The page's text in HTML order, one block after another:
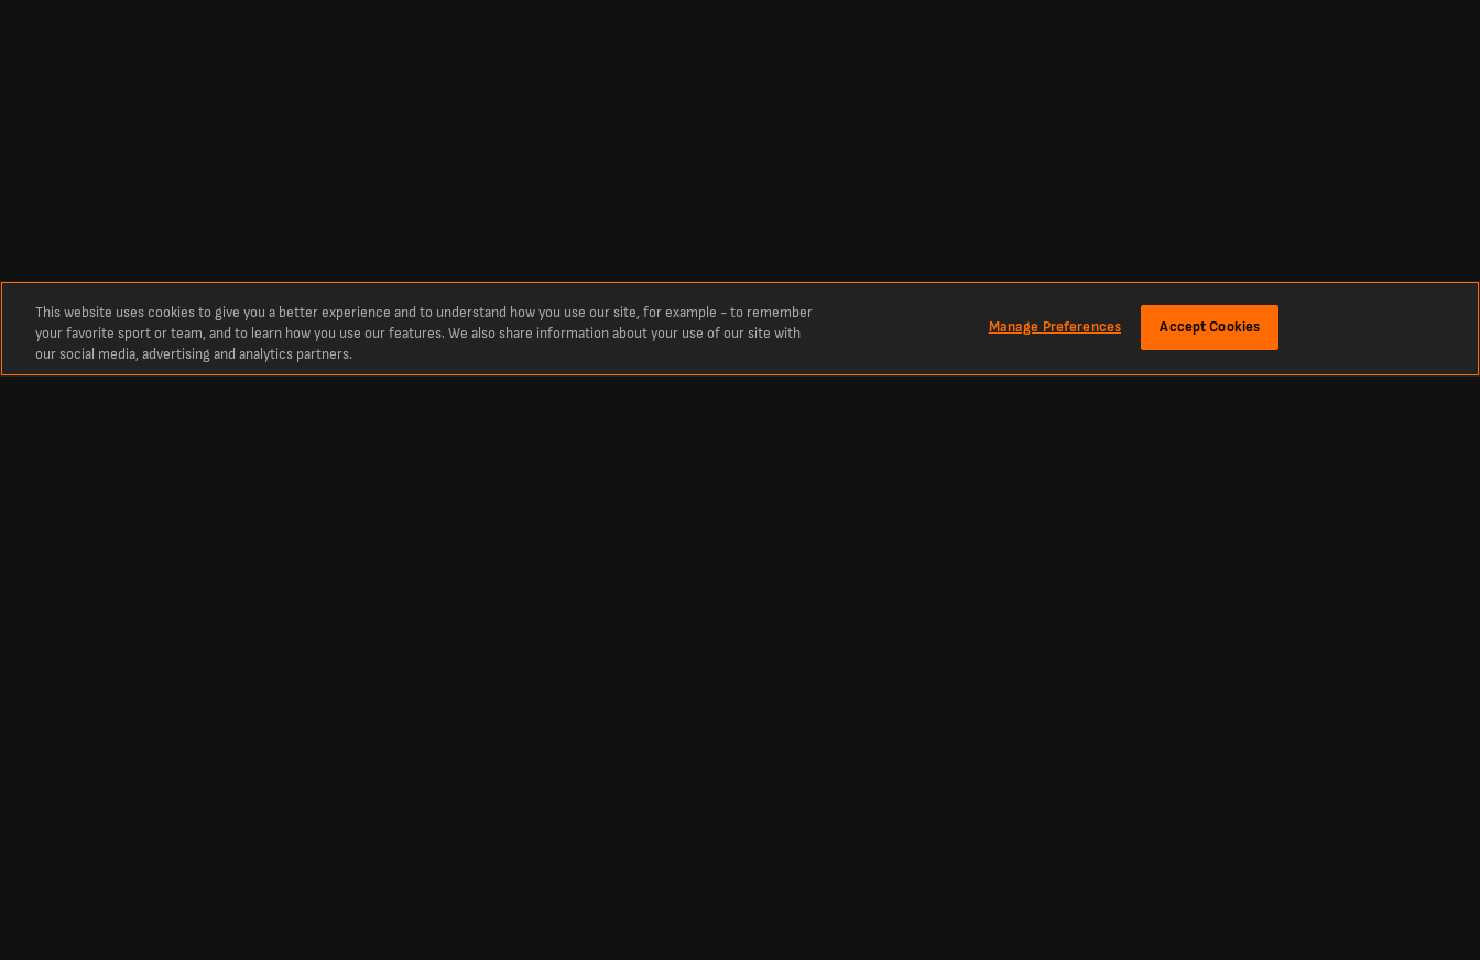
This website uses cookies to give you a better experience and to understand how you use our site, for example - to remember
your favorite sport or team, and to learn how you use our features. We also share information about your use of our site with
our social media, advertising and analytics partners.
Manage Preferences Accept Cookies